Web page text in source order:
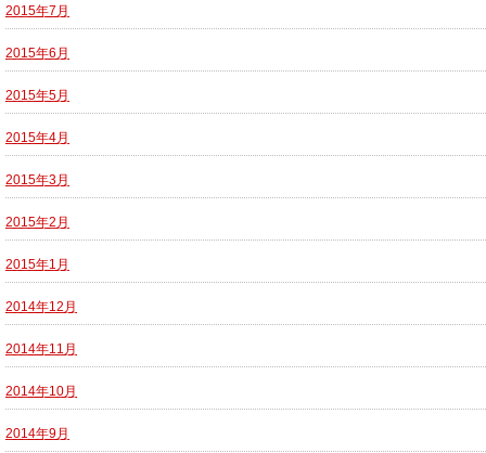
2015年7月
2015年6月
2015年5月
2015年4月
2015年3月
2015年2月
2015年1月
2014年12月
2014年11月
2014年10月
2014年9月